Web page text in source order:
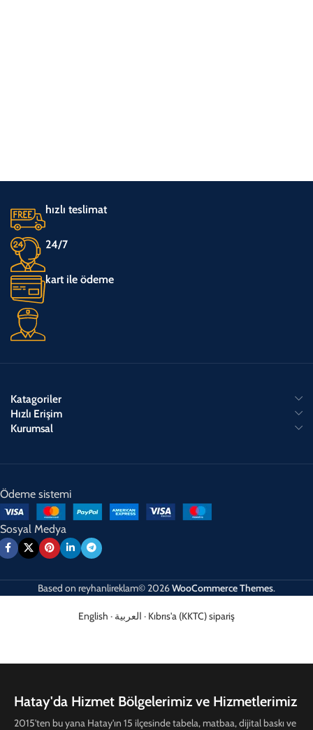
hızlı teslimat
24/7
kart ile ödeme
Katagoriler
Hızlı Erişim
Kurumsal
Ödeme sistemi
Sosyal Medya
Based on reyhanlireklam© 2026WooCommerce Themes.
English · العربية · Kıbrıs'a (KKTC) sipariş
Hatay'da Hizmet Bölgelerimiz ve Hizmetlerimiz
2015'ten bu yana Hatay'ın 15 ilçesinde tabela, matbaa, dijital baskı ve